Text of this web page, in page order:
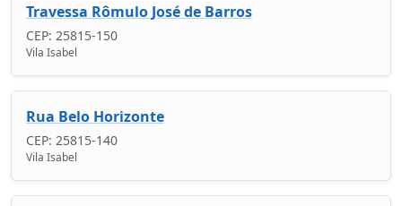
Travessa Rômulo José de Barros
CEP: 25815-150
Vila Isabel
Rua Belo Horizonte
CEP: 25815-140
Vila Isabel